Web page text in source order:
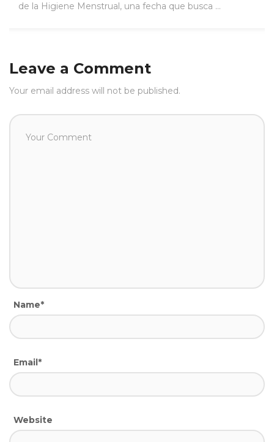
de la Higiene Menstrual, una fecha que busca ...
Leave a Comment
Your email address will not be published.
Name*
Email*
Website